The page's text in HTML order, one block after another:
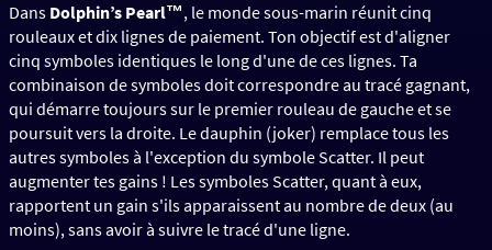
Dans Dolphin’s Pearl™, le monde sous-marin réunit cinq
rouleaux et dix lignes de paiement. Ton objectif est d'aligner
cinq symboles identiques le long d'une de ces lignes. Ta
combinaison de symboles doit correspondre au tracé gagnant,
qui démarre toujours sur le premier rouleau de gauche et se
poursuit vers la droite. Le dauphin (joker) remplace tous les
autres symboles à l'exception du symbole Scatter. Il peut
augmenter tes gains ! Les symboles Scatter, quant à eux,
rapportent un gain s'ils apparaissent au nombre de deux (au
moins), sans avoir à suivre le tracé d'une ligne.